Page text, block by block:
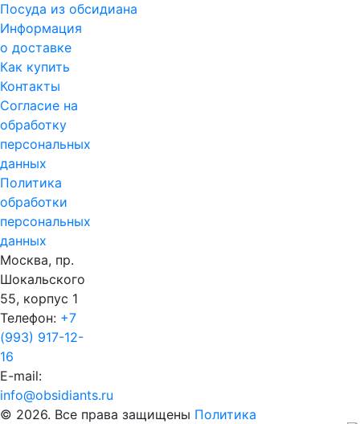
Посуда из обсидиана
Информация
о доставке
Как купить
Контакты
Согласие на
обработку
персональных
данных
Политика
обработки
персональных
данных
Москва, пр.
Шокальского
55, корпус 1
Телефон: +7
(993) 917-12-
16
E-mail:
info@obsidiants.ru
© 2026. Все права защищены Политика